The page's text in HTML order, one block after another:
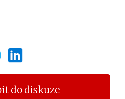
do diskuze